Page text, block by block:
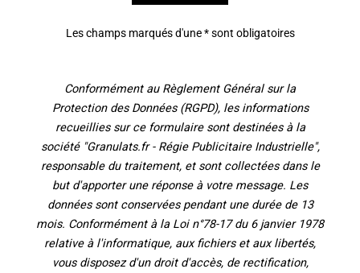
Les champs marqués d'une * sont obligatoires
Conformément au Règlement Général sur la
Protection des Données (RGPD), les informations
recueillies sur ce formulaire sont destinées à la
société "Granulats.fr - Régie Publicitaire Industrielle",
responsable du traitement, et sont collectées dans le
but d'apporter une réponse à votre message. Les
données sont conservées pendant une durée de 13
mois. Conformément à la Loi n°78-17 du 6 janvier 1978
relative à l'informatique, aux fichiers et aux libertés,
vous disposez d'un droit d'accès, de rectification,